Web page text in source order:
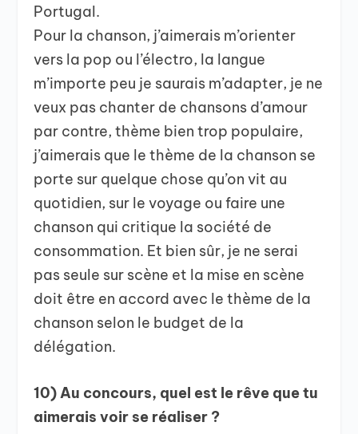
Portugal.
Pour la chanson, j’aimerais m’orienter
vers la pop ou l’électro, la langue
m’importe peu je saurais m’adapter, je ne
veux pas chanter de chansons d’amour
par contre, thème bien trop populaire,
j’aimerais que le thème de la chanson se
porte sur quelque chose qu’on vit au
quotidien, sur le voyage ou faire une
chanson qui critique la société de
consommation. Et bien sûr, je ne serai
pas seule sur scène et la mise en scène
doit être en accord avec le thème de la
chanson selon le budget de la
délégation.
10) Au concours, quel est le rêve que tu
aimerais voir se réaliser ?